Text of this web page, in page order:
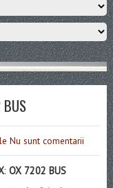
Nu sunt comentarii
: OX 7202 BUS